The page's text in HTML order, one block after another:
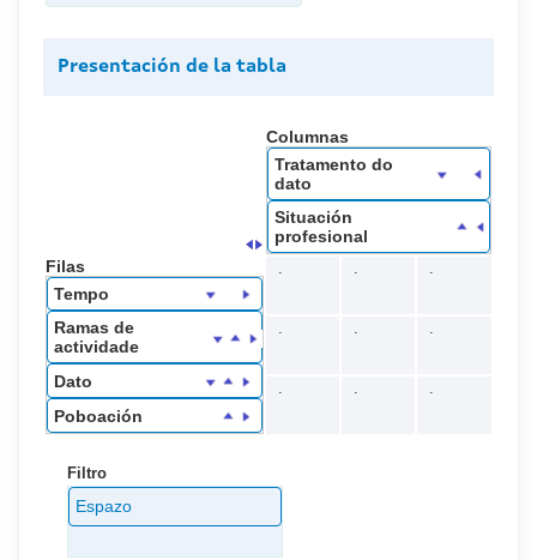
Presentación de la tabla
Columnas
Tratamento do
dato
Situación
profesional
Filas
Tempo
Ramas de
actividade
Dato
Poboación
Filtro
Espazo